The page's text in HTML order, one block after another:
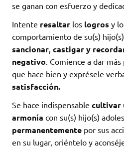
se ganan con esfuerzo y
Intente resaltar los logros y lo
comportamiento de su(s)
sancionar, castigar y
negativo. Comience a dar
que hace bien y exprésele
satisfacción.
Se hace indispensable cultivar
armonía con su(s) hijo(s)
permanentemente por sus
en su lugar, oriéntelo y